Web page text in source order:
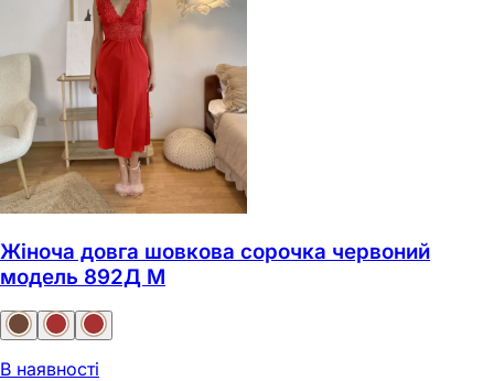
Жіноча довга шовкова сорочка червоний
модель 892Д M
В наявності